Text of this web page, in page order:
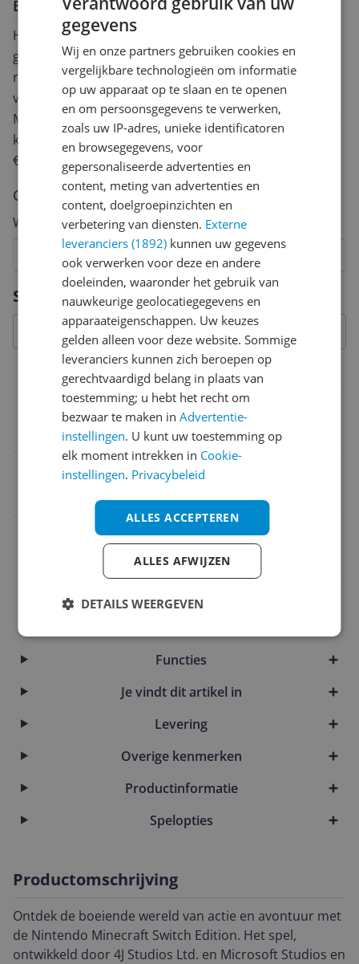
Specificaties
Technische specificaties
Regio games
Region Free
Systeemeisen
Nintendo Switch console
Algemeen
Functies
Je vindt dit artikel in
Levering
Overige kenmerken
Productinformatie
Spelopties
Productomschrijving
Ontdek de boeiende wereld van actie en avontuur met
de Nintendo Minecraft Switch Edition. Het spel,
ontwikkeld door 4J Studios Ltd. en Microsoft Studios en
Er zijn nog geen reviews geschreven
Heb jij dit product in bezit en wil je graag je mening
geven? Start dan hieronder met het schrijven van je
review. Afhankelijk van de details duurt het schrijven
van een review gemiddeld tussen de 3 en 10 minuten.
Met jouw mening help je andere bezoekers een betere
keuze te maken én maak je iedere maand kans op
€250,-!
Klik hier voor de actievoorwaarden.
Cijfer
Welk cijfer geef jij dit product?
5
4
Vraag 1 van 4
gegevens
Wij en onze partners gebruiken cookies en
vergelijkbare technologieën om informatie
op uw apparaat op te slaan en te openen
en om persoonsgegevens te verwerken,
zoals uw IP-adres, unieke identificatoren
en browsegegevens, voor
gepersonaliseerde advertenties en
content, meting van advertenties en
content, doelgroepinzichten en
verbetering van diensten. Externe
leveranciers (1892) kunnen uw gegevens
ook verwerken voor deze en andere
doeleinden, waaronder het gebruik van
nauwkeurige geolocatiegegevens en
apparaateigenschappen. Uw keuzes
gelden alleen voor deze website. Sommige
leveranciers kunnen zich beroepen op
gerechtvaardigd belang in plaats van
toestemming; u hebt het recht om
bezwaar te maken inAdvertentie-
instellingen. U kunt uw toestemming op
elk moment intrekken in Cookie-
instellingen. Privacybeleid
ALLES ACCEPTEREN
ALLES AFWIJZEN
DETAILS WEERGEVEN